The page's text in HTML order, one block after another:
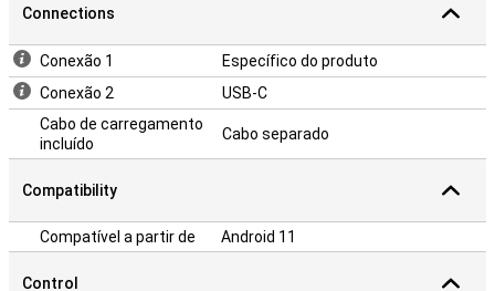
Connections
Conexão 1
Específico do produto
Conexão 2
USB-C
Cabo de carregamento
incluído
Cabo separado
Compatibility
Compatível a partir de Android 11
Control